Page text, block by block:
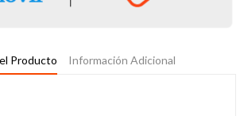
Producto Información Adicional